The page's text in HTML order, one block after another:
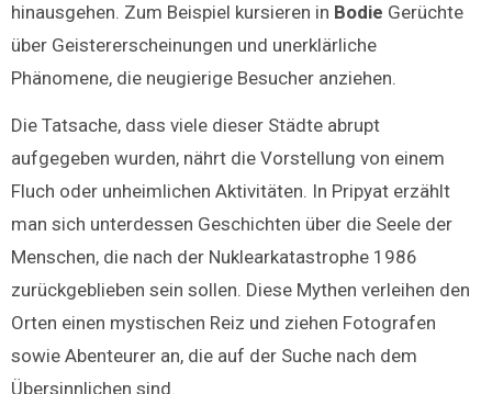
hinausgehen. Zum Beispiel kursieren in Bodie Gerüchte
über Geistererscheinungen und unerklärliche
Phänomene, die neugierige Besucher anziehen.
Die Tatsache, dass viele dieser Städte abrupt
aufgegeben wurden, nährt die Vorstellung von einem
Fluch oder unheimlichen Aktivitäten. In Pripyat erzählt
man sich unterdessen Geschichten über die Seele der
Menschen, die nach der Nuklearkatastrophe 1986
zurückgeblieben sein sollen. Diese Mythen verleihen den
Orten einen mystischen Reiz und ziehen Fotografen
sowie Abenteurer an, die auf der Suche nach dem
Übersinnlichen sind.